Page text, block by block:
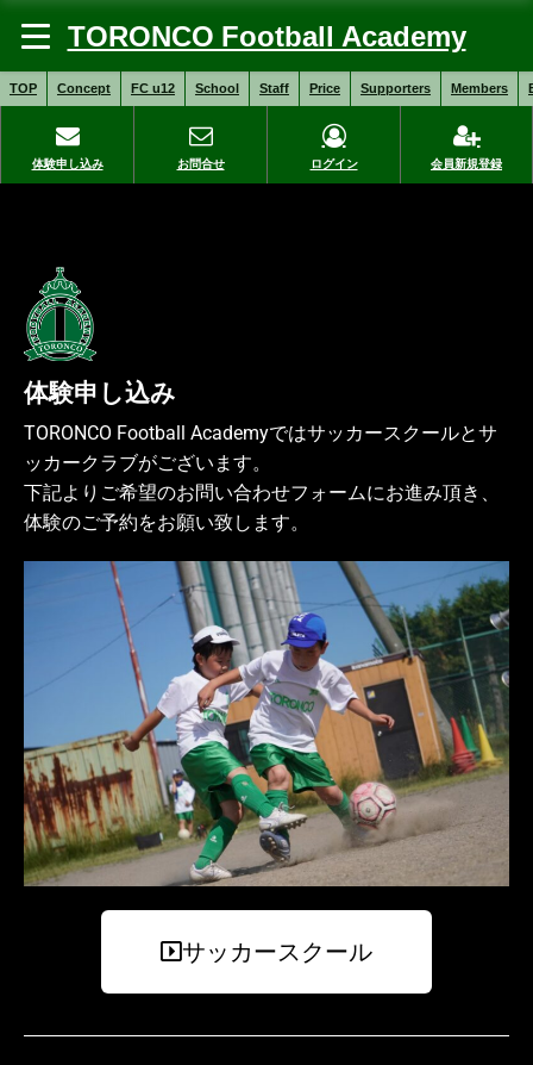
TORONCO Football Academy
TOP Concept FC u12 School Staff Price Supporters Members
体験申し込み お問合せ ログイン 会員新規登録
体験申し込み
TORONCO Football Academyではサッカースクールとサ
ッカークラブがございます。
下記よりご希望のお問い合わせフォームにお進み頂き、
体験のご予約をお願い致します。
サッカースクール